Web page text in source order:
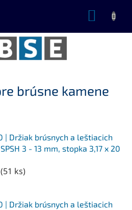
brúsne kamene
| Držiak brúsnych a leštiacich
3 - 13 mm, stopka 3,17 x 20
(51 ks)
| Držiak brúsnych a leštiacich